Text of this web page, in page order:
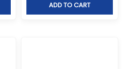
ADD TO CART